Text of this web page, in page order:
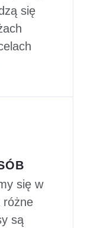
się
się w
różne
są